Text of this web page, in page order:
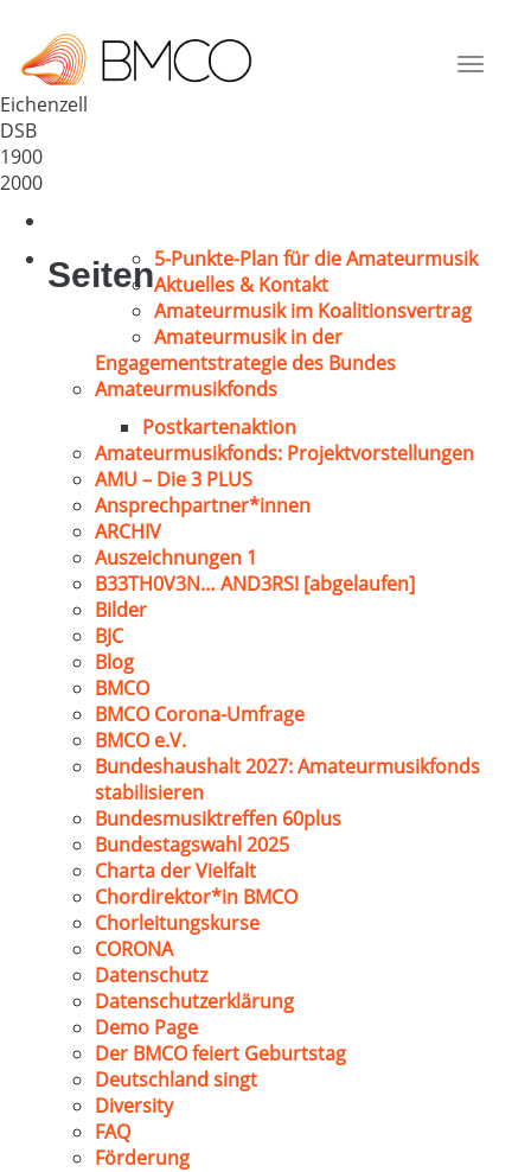
Toggle
Deutschland
36124
Eichenzell
DSB
1900
2000
Seiten5-Punkte-Plan für die Amateurmusik
Aktuelles & Kontakt
Amateurmusik im Koalitionsvertrag
Amateurmusik in der
Engagementstrategie des Bundes
Amateurmusikfonds
Postkartenaktion
Amateurmusikfonds: Projektvorstellungen
AMU – Die 3 PLUS
Ansprechpartner*innen
ARCHIV
Auszeichnungen 1
B33TH0V3N… AND3RS! [abgelaufen]
Bilder
BJC
Blog
BMCO
BMCO Corona-Umfrage
BMCO e.V.
Bundeshaushalt 2027: Amateurmusikfonds
stabilisieren
Bundesmusiktreffen 60plus
Bundestagswahl 2025
Charta der Vielfalt
Chordirektor*in BMCO
Chorleitungskurse
CORONA
Datenschutz
Datenschutzerklärung
Demo Page
Der BMCO feiert Geburtstag
Deutschland singt
Diversity
FAQ
Förderung